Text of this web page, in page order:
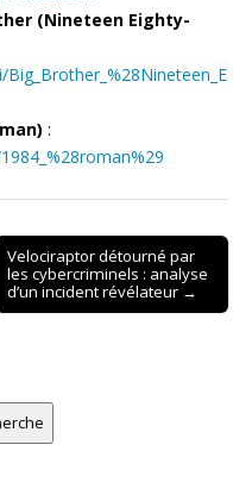
(Nineteen Eighty-
:
Velociraptor détourné par
les cybercriminels : analyse
d’un incident révélateur →